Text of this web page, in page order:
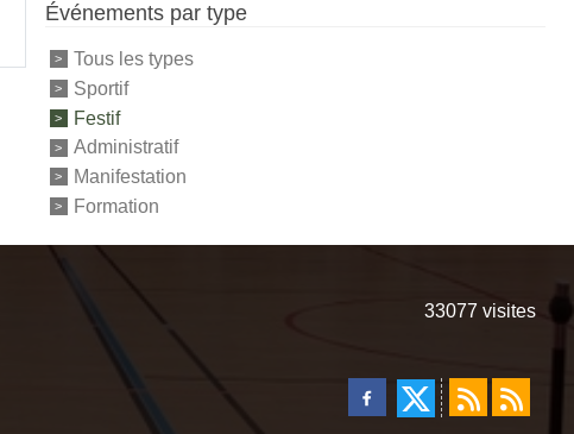
Événements par type
Tous les types
Sportif
Festif
Administratif
Manifestation
Formation
33077 visites